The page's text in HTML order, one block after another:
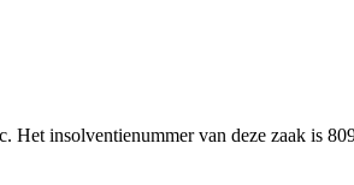
insolventienummer van deze zaak is